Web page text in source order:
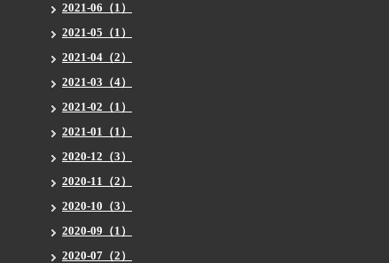
2021-06（1）
2021-05（1）
2021-04（2）
2021-03（4）
2021-02（1）
2021-01（1）
2020-12（3）
2020-11（2）
2020-10（3）
2020-09（1）
2020-07（2）